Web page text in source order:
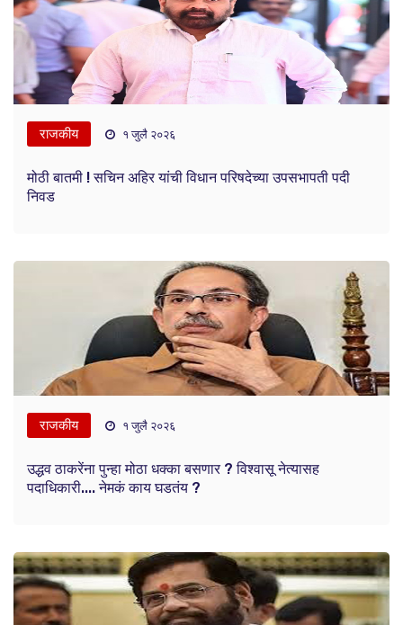
राजकीय १ जुलै २०२६
मोठी बातमी ! सचिन अहिर यांची विधान परिषदेच्या उपसभापती पदी
निवड
राजकीय १ जुलै २०२६
उद्धव ठाकरेंना पुन्हा मोठा धक्का बसणार ? विश्वासू नेत्यासह
पदाधिकारी.... नेमकं काय घडतंय ?